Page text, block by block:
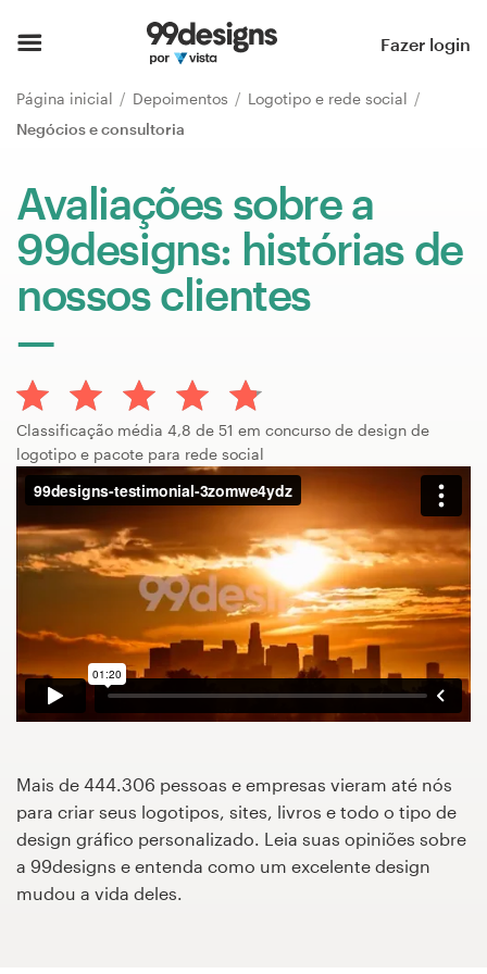
Fazer login
Página inicial Depoimentos
Logotipo e rede social
Negócios e consultoria
Avaliações sobre a
99designs: histórias de
nossos clientes
Classificação média 4,8 de 51 em concurso de design de
logotipo e pacote para rede social
Mais de 444.306 pessoas e empresas vieram até nós
para criar seus logotipos, sites, livros e todo o tipo de
design gráfico personalizado. Leia suas opiniões sobre
a 99designs e entenda como um excelente design
mudou a vida deles.
Página inicial
Pesquisar categorias
Encontre um designer
Inspiração
99designs Pro
Serviços
de
design
Concursos de designs
Projetos 1-para-1
Encontre um designer
Veja inspirações
99designs Pro
Quero